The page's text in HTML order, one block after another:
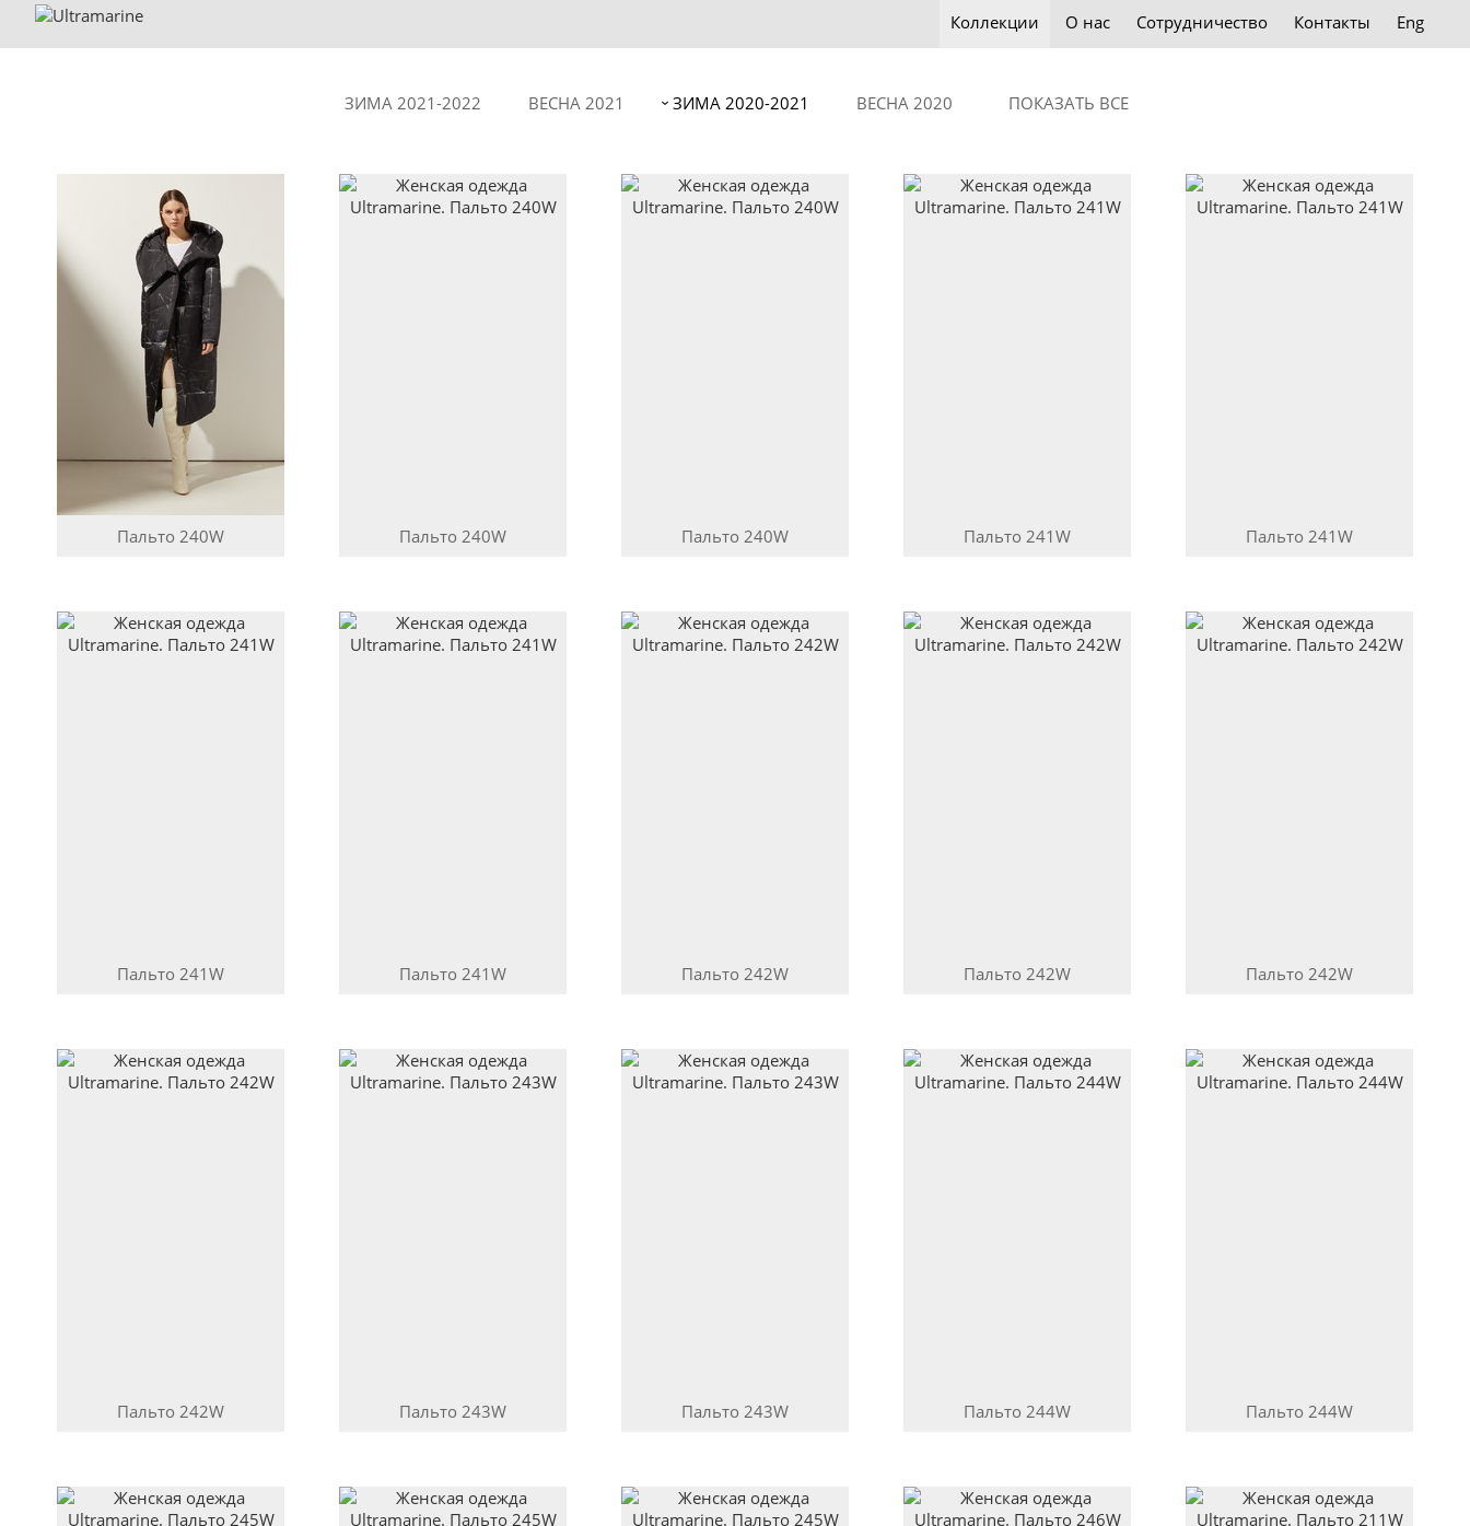
Коллекции О нас Сотрудничество Контакты Eng
ЗИМА 2021-2022 ВЕСНА 2021 ЗИМА 2020-2021 ВЕСНА 2020 ПОКАЗАТЬ ВСЕ
Пальто 240W Пальто 240W Пальто 240W Пальто 241W Пальто 241W
Пальто 241W Пальто 241W Пальто 242W Пальто 242W Пальто 242W
Пальто 242W Пальто 243W Пальто 243W Пальто 244W Пальто 244W